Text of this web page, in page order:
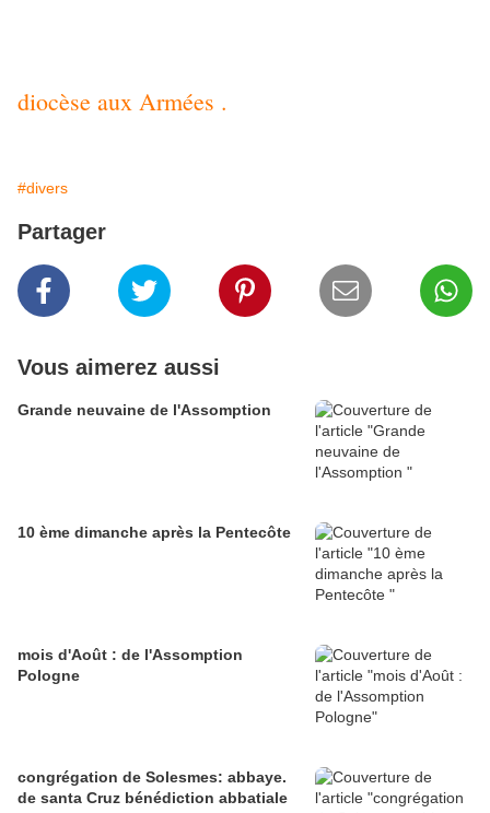
diocèse aux Armées .
#divers
Partager
Vous aimerez aussi
Grande neuvaine de l'Assomption
10 ème dimanche après la Pentecôte
mois d'Août : de l'Assomption
Pologne
congrégation de Solesmes: abbaye.
de santa Cruz bénédiction abbatiale